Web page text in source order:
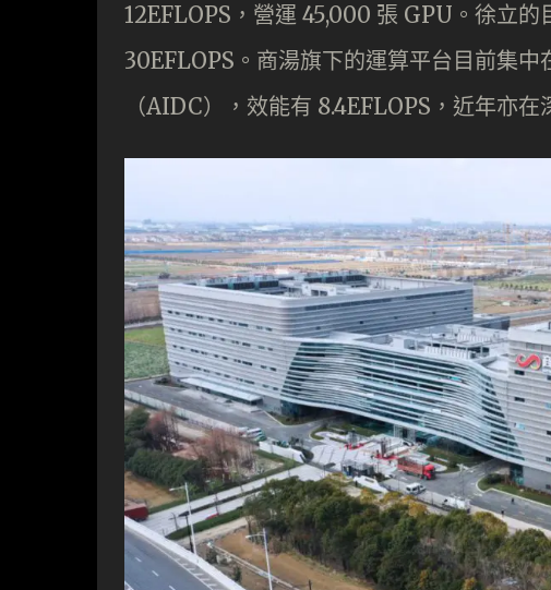
12EFLOPS，營運 45,000 張 GPU。徐立
30EFLOPS。商湯旗下的運算平台目前集
（AIDC），效能有 8.4EFLOPS，近年亦